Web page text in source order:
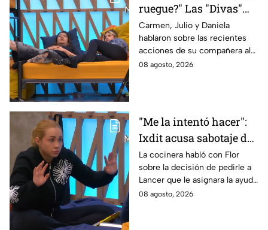
ruegue?" Las "Divas"
lamentan el
comportamiento de
Michelle en MasterChef
24/7
Carmen, Julio y Daniela
hablaron sobre las recientes
acciones de su compañera al
interior del Mundo MasterChef
08 agosto, 2026
"Me la intentó hacer":
Ixdit acusa sabotaje de
Ramahá en la pasada
gala de salvación de
MasterChef 24/7
La cocinera habló con Flor
sobre la decisión de pedirle a
Lancer que le asignara la ayuda
de Ramahá y no la de Daniela
08 agosto, 2026